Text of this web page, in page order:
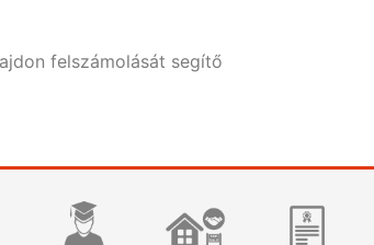
felszámolását segítő